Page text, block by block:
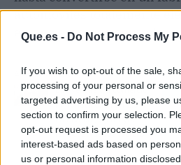
Que.es - Do Not Process My
If you wish to opt-out of the sale,
processing of your personal or
targeted advertising by us, please
section to confirm your selection.
opt-out request is processed you
interest-based ads based on
us or personal information
automóviles totalemente
en una empresa neutral
Artículo anterior
Las ventas del comercio
minorista caen un 2,5%
en octubre, su mayor
retroceso desde febrero